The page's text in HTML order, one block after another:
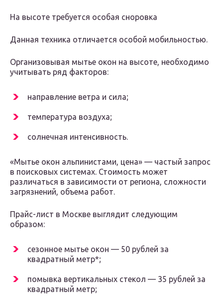
На высоте требуется особая сноровка
Данная техника отличается особой мобильностью.
Организовывая мытье окон на высоте, необходимо
учитывать ряд факторов:
направление ветра и сила;
температура воздуха;
солнечная интенсивность.
«Мытье окон альпинистами, цена» — частый запрос
в поисковых системах. Стоимость может
различаться в зависимости от региона, сложности
загрязнений, объема работ.
Прайс-лист в Москве выглядит следующим
образом:
сезонное мытье окон — 50 рублей за
квадратный метр*;
помывка вертикальных стекол — 35 рублей за
квадратный метр;